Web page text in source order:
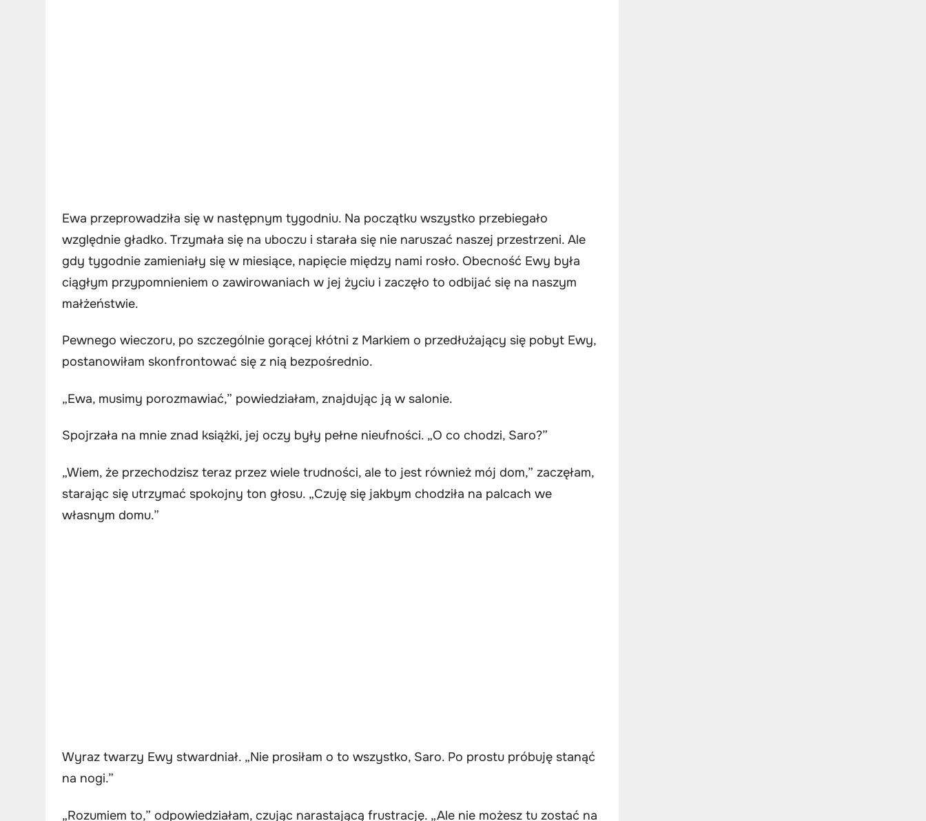
Ewa przeprowadziła się w następnym tygodniu. Na początku wszystko przebiegało
względnie gładko. Trzymała się na uboczu i starała się nie naruszać naszej przestrzeni. Ale
gdy tygodnie zamieniały się w miesiące, napięcie między nami rosło. Obecność Ewy była
ciągłym przypomnieniem o zawirowaniach w jej życiu i zaczęło to odbijać się na naszym
małżeństwie.
Pewnego wieczoru, po szczególnie gorącej kłótni z Markiem o przedłużający się pobyt Ewy,
postanowiłam skonfrontować się z nią bezpośrednio.
„Ewa, musimy porozmawiać,” powiedziałam, znajdując ją w salonie.
Spojrzała na mnie znad książki, jej oczy były pełne nieufności. „O co chodzi, Saro?”
„Wiem, że przechodzisz teraz przez wiele trudności, ale to jest również mój dom,” zaczęłam,
starając się utrzymać spokojny ton głosu. „Czuję się jakbym chodziła na palcach we
własnym domu.”
Wyraz twarzy Ewy stwardniał. „Nie prosiłam o to wszystko, Saro. Po prostu próbuję stanąć
na nogi.”
„Rozumiem to,” odpowiedziałam, czując narastającą frustrację. „Ale nie możesz tu zostać na